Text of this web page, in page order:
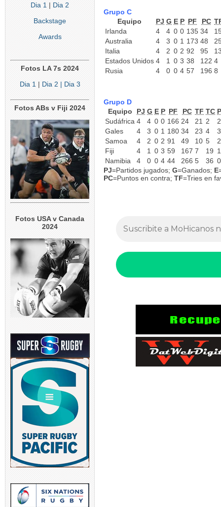
Dia 1 | Dia 2
Backstage
Awards
Fotos LA 7s 2024
Dia 1 | Dia 2 | Dia 3
Fotos ABs v Fiji 2024
Fotos USA v Canada
2024
Grupo C
Equipo
PJ G E P PF PC
Irlanda
4 4 0 0 135 34
Australia
4 3 0 1 173 48
Italia
4 2 0 2 92 95
Estados Unidos 4 1 0 3 38 122 4
Rusia
4 0 0 4 57 196 8
Grupo D
Equipo
PJ G E P PF PC TF TC
Sudáfrica 4 4 0 0 166 24 21 2
2
Gales
4 3 0 1 180 34 23 4
3
Samoa
4 2 0 2 91 49 10 5
2
Fiji
4 1 0 3 59 167 7 19 1
Namibia
4 0 0 4 44 266 5 36 0
PJ=Partidos jugados; G=Ganados; E
PC=Puntos en contra; TF=Tries en